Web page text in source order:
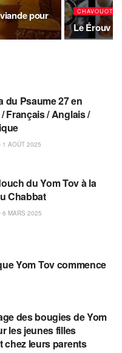
pour
CHAVOUOT
Le Érouv
du Psaume 27 en
Français / Anglais /
1 AOÛT 2025
du Yom Tov à la
Chabbat
6 MARS 2025
Yom Tov commence
des bougies de Yom
les jeunes filles
chez leurs parents